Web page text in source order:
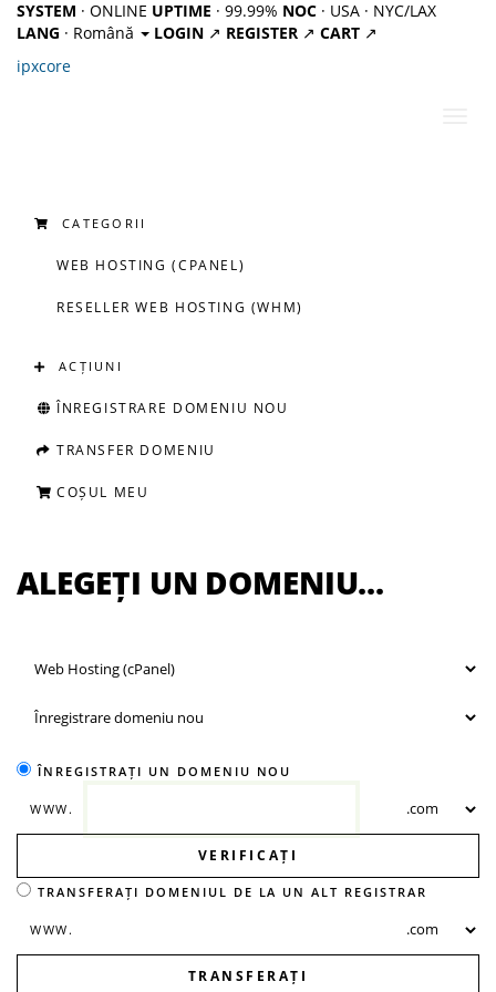
SYSTEM · ONLINE UPTIME · 99.99% NOC · USA · NYC/LAX
LANG · Română LOGIN ↗ REGISTER ↗ CART ↗
ipxcore
CATEGORII
WEB HOSTING (CPANEL)
RESELLER WEB HOSTING (WHM)
ACȚIUNI
ÎNREGISTRARE DOMENIU NOU
TRANSFER DOMENIU
COȘUL MEU
ALEGEȚI UN DOMENIU...
ÎNREGISTRAȚI UN DOMENIU NOU
WWW.
VERIFICAȚI
TRANSFERAȚI DOMENIUL DE LA UN ALT REGISTRAR
WWW.
TRANSFERAȚI